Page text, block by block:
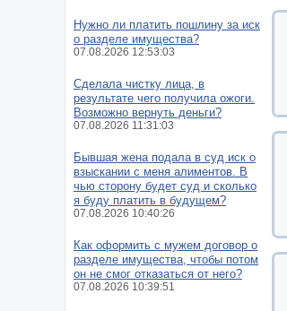
Нужно ли платить пошлину за иск
о разделе имущества?
07.08.2026 12:53:03
Сделала чистку лица, в
результате чего получила ожоги.
Возможно вернуть деньги?
07.08.2026 11:31:03
Бывшая жена подала в суд иск о
взыскании с меня алиментов. В
чью сторону будет суд и сколько
я буду платить в будущем?
07.08.2026 10:40:26
Как оформить с мужем договор о
разделе имущества, чтобы потом
он не смог отказаться от него?
07.08.2026 10:39:51